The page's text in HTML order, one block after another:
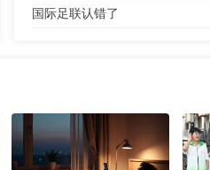
国际足联认错了